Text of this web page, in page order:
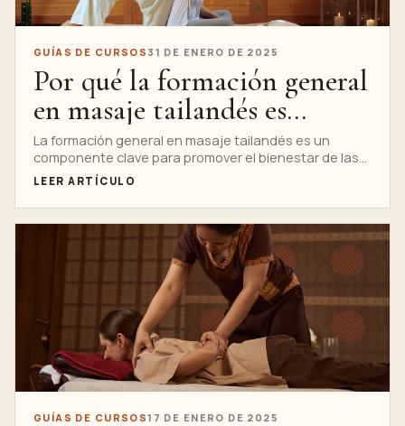
GUÍAS DE CURSOS 31 DE ENERO DE 2025
Por qué la formación general
en masaje tailandés es
esencial para el bienestar de
la comunidad
La formación general en masaje tailandés es un
componente clave para promover el bienestar de las
comunidades, tanto desde...
LEER ARTÍCULO
GUÍAS DE CURSOS17 DE ENERO DE 2025